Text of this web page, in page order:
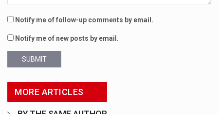
Notify me of follow-up comments by email.
Notify me of new posts by email.
SUBMIT
MORE ARTICLES